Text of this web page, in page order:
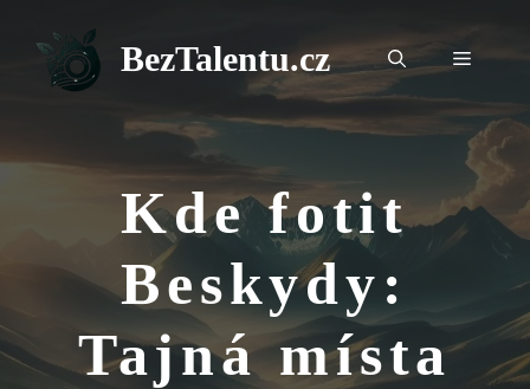
obsah
BezTalentu.cz Menu
Kde fotit
Beskydy:
Tajná místa